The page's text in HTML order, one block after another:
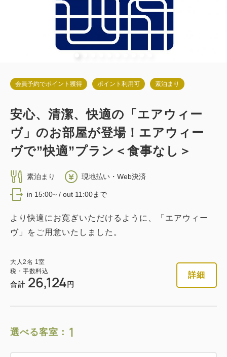
会員予約でポイント獲得 ポイント利用可 素泊まり
安心、清潔、快適の「エアウィー
ヴ」のお部屋が登場！エアウィー
ヴで”快適”プラン＜食事なし＞
素泊まり 現地払い・Web決済
in 15:00~ / out 11:00まで
より快適にお寛ぎいただけるように、「エアウィー
ヴ」をご用意いたしました。
大人 2名 1 室
税・手数料込
合計 26,124 円
詳細
選べる客室： 1